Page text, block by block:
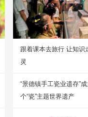
跟着课本去旅行 让知识
灵
“景德镇手工瓷业遗存”
个“瓷”主题世界遗产